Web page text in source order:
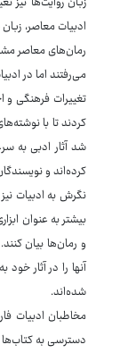
ادبیات معاصر،
رمان‌های معاصر
می‌رفتند اما در
تغییرات فرهنگی و
کردند تا با
شد آثار ادبی به
کرده‌اند و
نگرش به ادبیات
بیشتر به عنوان
و رمان‌ها بیان
آنها را در آثار
شده‌اند.
مخاطبان ادبیات
دسترسی به کتاب‌ها